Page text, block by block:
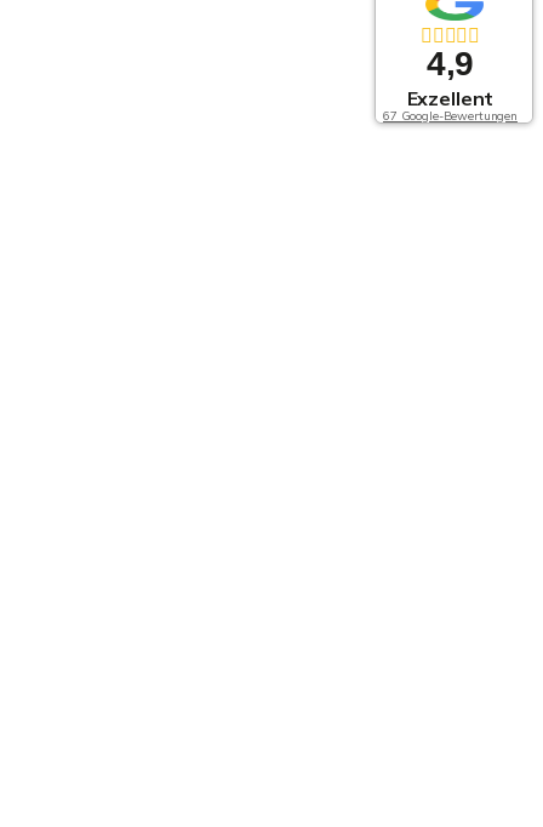
4,9
Exzellent
67 Google-Bewertungen